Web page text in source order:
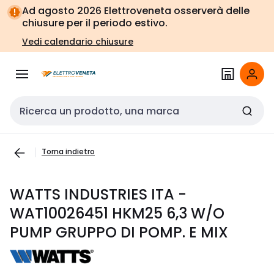
Vai alla
navigazione
Vai
alla
pagina
Ad agosto 2026 Elettroveneta osserverà delle
chiusure per il periodo estivo.
Vedi calendario chiusure
Cerca input
Torna indietro
WATTS INDUSTRIES ITA -
WAT10026451 HKM25 6,3 W/O
PUMP GRUPPO DI POMP. E MIX